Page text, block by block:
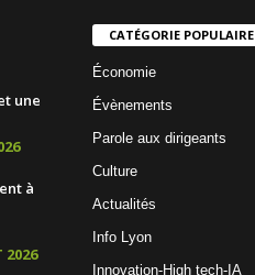
une
à
2026
CATÉGORIE POPULAIRE
Économie
Évènements
Parole aux dirigeants
Culture
Actualités
Info Lyon
Innovation-High tech-IA